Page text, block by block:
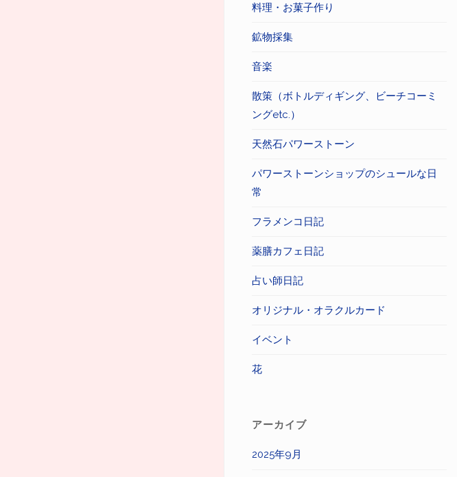
料理・お菓子作り
鉱物採集
音楽
散策（ボトルディギング、ビーチコーミ
ングetc.）
天然石パワーストーン
パワーストーンショップのシュールな日
常
フラメンコ日記
薬膳カフェ日記
占い師日記
オリジナル・オラクルカード
イベント
花
アーカイブ
2025年9月